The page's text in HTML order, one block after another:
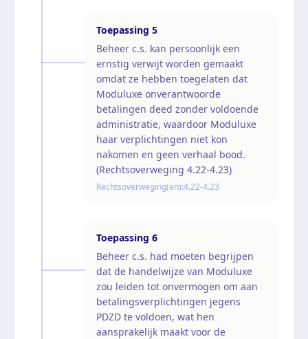
Toepassing 5
Beheer c.s. kan persoonlijk een
ernstig verwijt worden gemaakt
omdat ze hebben toegelaten dat
Moduluxe onverantwoorde
betalingen deed zonder voldoende
administratie, waardoor Moduluxe
haar verplichtingen niet kon
nakomen en geen verhaal bood.
(Rechtsoverweging 4.22-4.23)
Rechtsoverweging(en):4.22-4.23
Toepassing 6
Beheer c.s. had moeten begrijpen
dat de handelwijze van Moduluxe
zou leiden tot onvermogen om aan
betalingsverplichtingen jegens
PDZD te voldoen, wat hen
aansprakelijk maakt voor de